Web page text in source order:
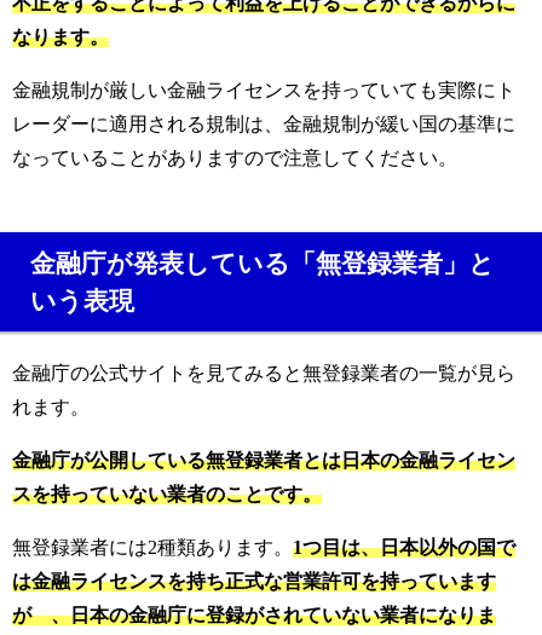
なります。
金融規制が厳しい金融ライセンスを持っていても実際にト
レーダーに適用される規制は、金融規制が緩い国の基準に
なっていることがありますので注意してください。
金融庁が発表している「無登録業者」と
いう表現
金融庁の公式サイトを見てみると無登録業者の一覧が見ら
れます。
金融庁が公開している無登録業者とは日本の金融ライセン
スを持っていない業者のことです。
無登録業者には2種類あります。 1つ目は、日本以外の国で
は金融ライセンスを持ち正式な営業許可を持っています
が゙、日本の金融庁に登録がされていない業者になりま